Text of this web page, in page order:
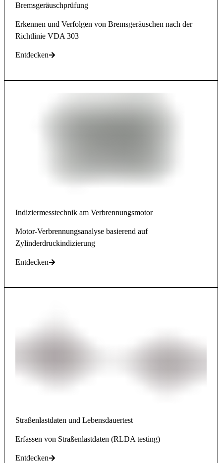
Bremsgeräuschprüfung
Erkennen und Verfolgen von Bremsgeräuschen nach der
Richtlinie VDA 303
Entdecken
Indiziermesstechnik am Verbrennungsmotor
Motor-Verbrennungsanalyse basierend auf
Zylinderdruckindizierung
Entdecken
Straßenlastdaten und Lebensdauertest
Erfassen von Straßenlastdaten (RLDA testing)
Entdecken